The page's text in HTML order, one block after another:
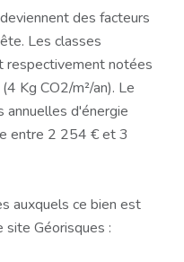
des facteurs
Les classes
respectivement notées
Kg CO2/m²/an). Le
d'énergie
entre 2 254 € et 3
auxquels ce bien est
Géorisques :